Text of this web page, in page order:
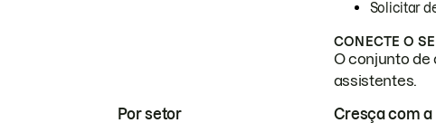
Solicitar
CONECTE O
O conjunto de
assistentes.
Por setor Cresça com a